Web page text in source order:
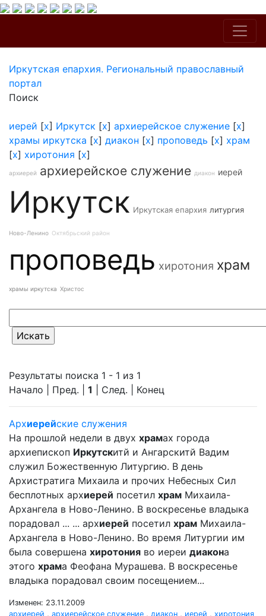
Иркутская епархия. Региональный православный
портал
Поиск
иерей [x] Иркутск [x] архиерейское служение [x]
храмы иркутска [x] диакон [x] проповедь [x] храм
[x] хиротония [x]
архиерей архиерейское служение диакон иерей
Иркутск Иркутская епархия литургия
Ново-Ленино Октябрьский район
проповедь хиротония храм
храмы иркутска Христос
Результаты поиска 1 - 1 из 1
Начало | Пред. | 1 | След. | Конец
Архиерейские служения
На прошлой недели в двух храмах города
архиепископ Иркутскитй и Ангарскитй Вадим
служил Божественную Литургию. В день
Архистратига Михаила и прочих Небесных Сил
бесплотных архиерей посетил храм Михаила-
Архангела в Ново-Ленино. В воскресенье владыка
порадовал ... ... архиерей посетил храм Михаила-
Архангела в Ново-Ленино. Во время Литургии им
была совершена хиротония во иереи диакона
этого храма Феофана Мурашева. В воскресенье
владыка порадовал своим посещением...
Изменен: 23.11.2009
архиерей , архиерейское служение , диакон , иерей , хиротония